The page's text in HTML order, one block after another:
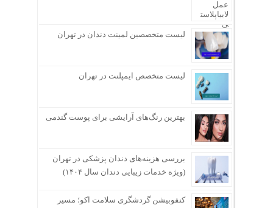
لیست متخصصین لمینت دندان در تهران
لیست متخصص ایمپلنت در تهران
بهترین رنگ‌های آرایشی برای پوست گندمی
بررسی هزینه‌های دندان پزشکی در تهران
(ویژه خدمات زیبایی دندان سال ۱۴۰۴)
کنفوبیشن گردشگری سلامت اکو؛ مسیر